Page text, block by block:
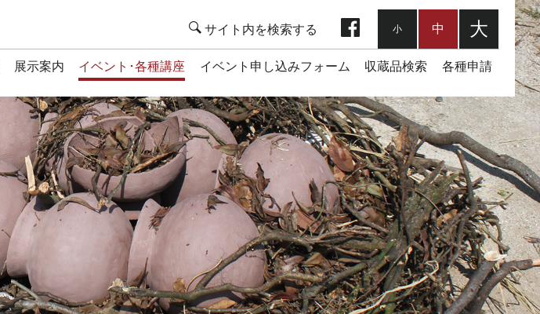
展示案内 イベント･各種講座 イベント申し込みフォーム 収蔵品検索 各種申請
小 中 大